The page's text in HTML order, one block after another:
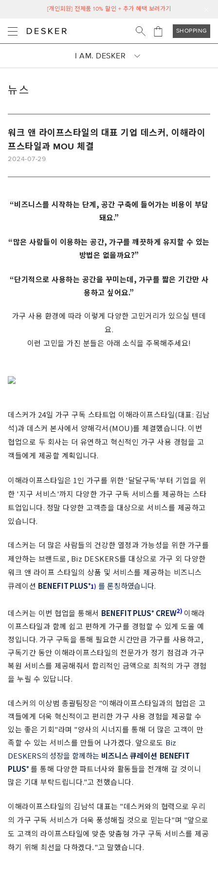
[개인회원] 전제품 10% 할인 + 추가 혜택 보러가기
SHOPPING
I AM. DESKER
뉴스
워크 앤 라이프스타일의 대표 기업 데스커, 이해라이
프스타일과 MOU 체결
2024-07-29
“비즈니스를 시작하는 단계, 공간 구축에 들어가는 비용이 부담
돼요.”
“많은 사람들이 이용하는 공간,가구를 깨끗하게 유지할 수 있는
방법은 없을까요?”
“단기적으로 사용하는 공간을 꾸미는데, 가구를 짧은 기간만 사
용하고 싶어요.”
가구 사용 환경에 따라 이렇게 다양한 고민거리가 있으실 텐데
요.
이런 고민을 가진 분들은 아래 소식을 주목해주세요!
데스커가 24일 가구 구독 스타트업 이해라이프스타일(대표: 김남
석)과 데스커 본사에서 양해각서(MOU)를 체결했습니다. 이번
협업으로 두 회사는 더 유연하고 혁신적인 가구 사용 경험을 고
객들에게 제공할 계획입니다.
이해라이프스타일은 1인 가구를 위한 '달달구독'부터 기업을 위
한 '지구 서비스'까지 다양한 가구 구독 서비스를 제공하는 스타
트업입니다. 정말 다양한 고객층을 대상으로 서비스를 제공하고
있습니다.
데스커는 더 많은 사람들의 건강한 열정과 가능성을 위한 가구를
제안하는 브랜드로, Biz DESKERS를 대상으로 가구 외 다양한
워크 앤 라이프 스타일의 상품 및 서비스를 제공하는 비즈니스
큐레이션 BENEFIT PLUS⁺1) 를 론칭하였습니다.
데스커는 이번 협업을 통해서 BENEFIT PLUS⁺ CREW2) 이해라
이프스타일과 함께 쉽고 편하게 가구를 경험할 수 있게 도울 예
정입니다. 가구 구독을 통해 필요한 시간만큼 가구를 사용하고,
구독기간 동안 이해라이프스타일의 전문가가 정기 점검과 가구
복원 서비스를 제공해줘서 합리적인 금액으로 최적의 가구 경험
을 누릴 수 있답니다.
데스커의 이상범 총괄팀장은 "이해라이프스타일과의 협업은 고
객들에게 더욱 혁신적이고 편리한 가구 사용 경험을 제공할 수
있는 좋은 기회"라며 "양사의 시너지를 통해 더 많은 고객이 만
족할 수 있는 서비스를 만들어 나가겠다. 앞으로도 Biz
DESKERS의 성장을 함께하는 비즈니스 큐레이션 BENEFIT
PLUS⁺ 를 통해 다양한 파트너사와 활동들을 전개해 갈 것이니
많은 기대 부탁드립니다."고 전했습니다.
이해라이프스타일의 김남석 대표는 "데스커와의 협력으로 우리
의 가구 구독 서비스가 더욱 풍성해질 것으로 믿는다"며 "앞으로
도 고객의 라이프스타일에 맞춘 맞춤형 가구 구독 서비스를 제공
하기 위해 최선을 다하겠다."고 말했습니다.